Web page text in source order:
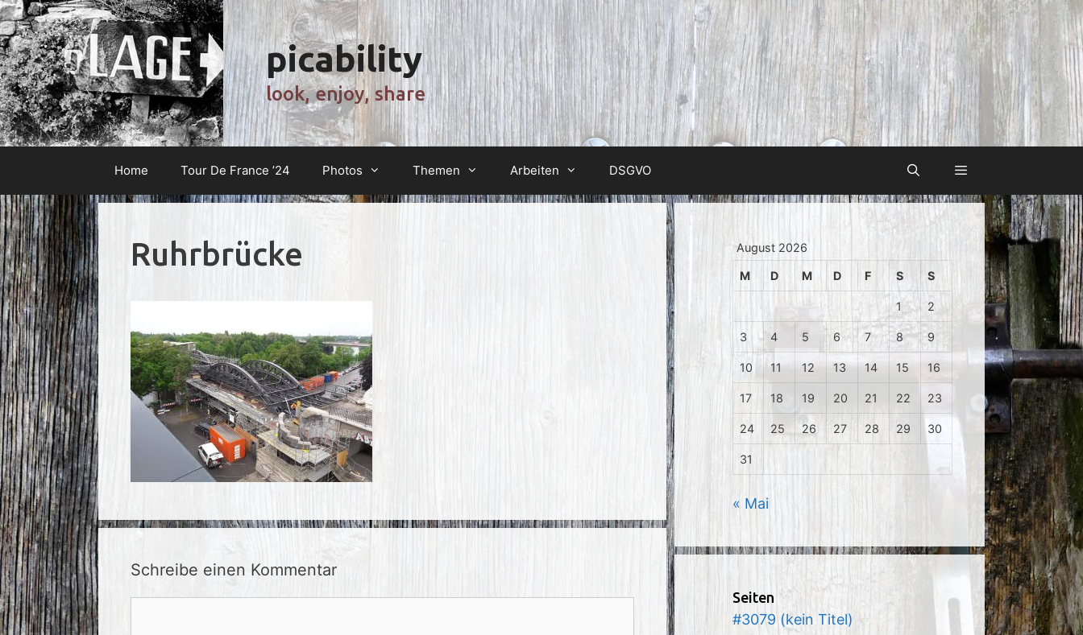
Zum
Inhalt
springen
picability
look, enjoy, share
Home Tour De France ’24 Photos Themen Arbeiten DSGVO
Ruhrbrücke
Schreibe einen Kommentar
August 2026
M D M D F S S
1 2
3 4 5 6 7 8 9
10 11 12 13 14 15 16
17 18 19 20 21 22 23
24 25 26 27 28 29 30
31
« Mai
Seiten
#3079 (kein Titel)